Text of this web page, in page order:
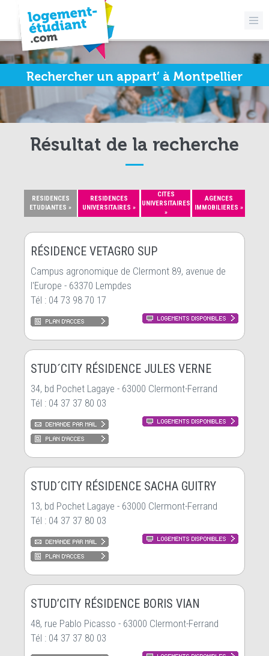
Rechercher un appart’ à Montpellier
Résultat de la recherche
RESIDENCES
ETUDIANTES »
RESIDENCES
UNIVERSITAIRES »
CITES
UNIVERSITAIRES
»
AGENCES
IMMOBILIERES »
RÉSIDENCE VETAGRO SUP
Campus agronomique de Clermont 89, avenue de
l'Europe - 63370 Lempdes
Tél : 04 73 98 70 17
STUD´CITY RÉSIDENCE JULES VERNE
34, bd Pochet Lagaye - 63000 Clermont-Ferrand
Tél : 04 37 37 80 03
STUD´CITY RÉSIDENCE SACHA GUITRY
13, bd Pochet Lagaye - 63000 Clermont-Ferrand
Tél : 04 37 37 80 03
STUD’CITY RÉSIDENCE BORIS VIAN
48, rue Pablo Picasso - 63000 Clermont-Ferrand
Tél : 04 37 37 80 03